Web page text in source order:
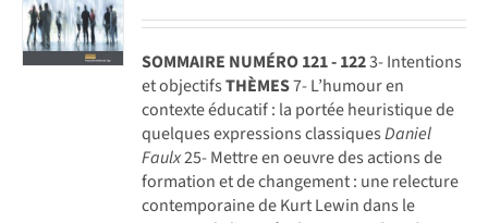
SOMMAIRE NUMÉRO 121 - 1223- Intentions
et objectifsTHÈMES7- L’humour en
contexte éducatif : la portée heuristique de
quelques expressions classiquesDaniel
Faulx25- Mettre en oeuvre des actions de
formation et de changement : une relecture
contemporaine de Kurt Lewin dans le